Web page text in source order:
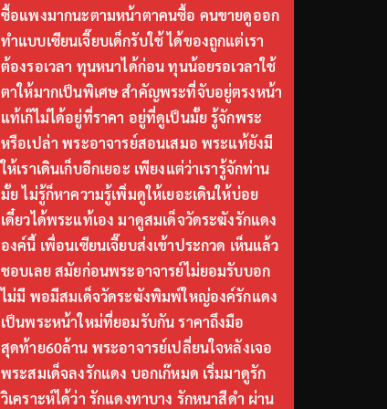
ซื้อแพงมากนะตามหน้าตาคนซื้อ คนขายดูออก
ทำแบบเซียนเจี๊ยบเด็กรับใช้ ได้ของถูกแต่เรา
ต้องรอเวลา ทุนหนาได้ก่อน ทุนน้อยรอเวลาใช้
ตาให้มากเป็นพิเศษ สำคัญพระที่จับอยู่ตรงหน้า
แท้เก๊ไม่ได้อยู่ที่ราคา อยู่ที่ดูเป็นมั้ย รู้จักพระ
หรือเปล่า พระอาจารย์สอนเสมอ พระแท้ยังมี
ให้เราเดินเก็บอีกเยอะ เพียงแต่ว่าเรารู้จักท่าน
มั้ย ไม่รู้ก็หาความรู้เพิ่มดูให้เยอะเดินให้บ่อย
เดี๋ยวได้พระแท้เอง มาดูสมเด็จวัดระฆังรักแดง
องค์นี้ เพื่อนเซียนเจี๊ยบส่งเข้าประกวด เห็นแล้ว
ชอบเลย สมัยก่อนพระอาจารย์ไม่ยอมรับบอก
ไม่มี พอมีสมเด็จวัดระฆังพิมพ์ใหญ่องค์รักแดง
เป็นพระหน้าใหม่ที่ยอมรับกัน ราคาถึงมือ
สุดท้าย60ล้าน พระอาจารย์เปลี่ยนใจหลังเจอ
พระสมเด็จลงรักแดง บอกเก๊หมด เริ่มมาดูรัก
วิเคราะห์ได้ว่า รักแดงทาบาง รักหนาสีดำ ผ่าน